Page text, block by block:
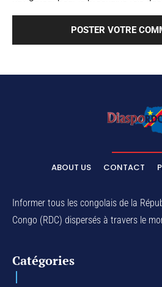
ABOUT US CONTACT
Informer tous les congolais de la
Congo (RDC) dispersés à travers le
Catégories